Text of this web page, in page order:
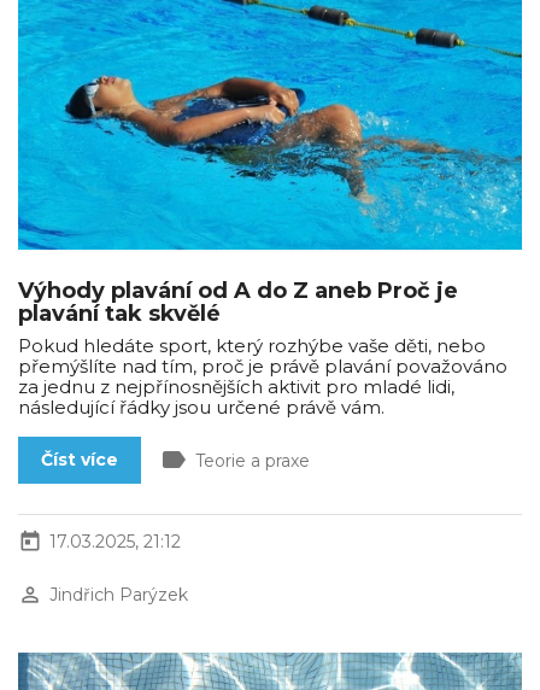
Výhody plavání od A do Z aneb Proč je
plavání tak skvělé
Pokud hledáte sport, který rozhýbe vaše děti, nebo
přemýšlíte nad tím, proč je právě plavání považováno
za jednu z nejpřínosnějších aktivit pro mladé lidi,
následující řádky jsou určené právě vám.
Číst více label Teorie a praxe
today 17.03.2025, 21:12
perm_identity Jindřich Parýzek